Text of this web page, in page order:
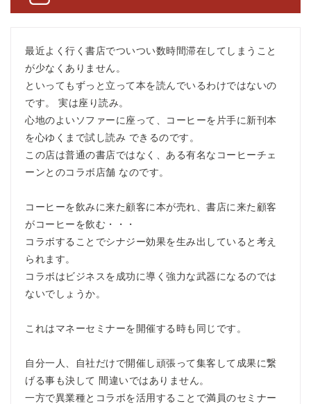
最近よく行く書店でついつい数時間滞在してしまうこと
が少なくありません。
といってもずっと立って本を読んでいるわけではないの
です。 実は座り読み。
心地のよいソファーに座って、コーヒーを片手に新刊本
を心ゆくまで試し読み できるのです。
この店は普通の書店ではなく、ある有名なコーヒーチェ
ーンとのコラボ店舗 なのです。
コーヒーを飲みに来た顧客に本が売れ、書店に来た顧客
がコーヒーを飲む・・・
コラボすることでシナジー効果を生み出していると考え
られます。
コラボはビジネスを成功に導く強力な武器になるのでは
ないでしょうか。
これはマネーセミナーを開催する時も同じです。
自分一人、自社だけで開催し頑張って集客して成果に繋
げる事も決して 間違いではありません。
一方で異業種とコラボを活用することで満員のセミナー